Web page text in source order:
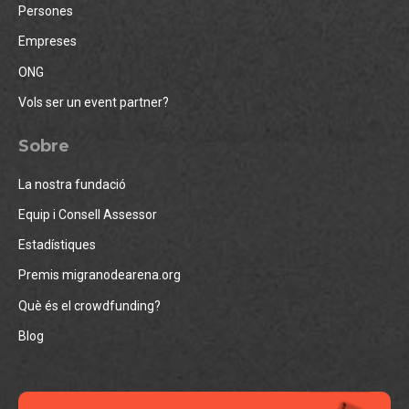
Persones
Empreses
ONG
Vols ser un event partner?
Sobre
La nostra fundació
Equip i Consell Assessor
Estadístiques
Premis migranodearena.org
Què és el crowdfunding?
Blog